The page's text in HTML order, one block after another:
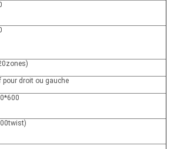
pour droit ou gauche